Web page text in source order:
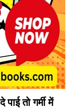
पाई तो गर्मी में